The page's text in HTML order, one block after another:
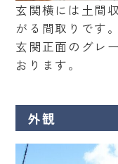
玄関横には土間
がる間取りです。
玄関正面のグレ
おります。
外観